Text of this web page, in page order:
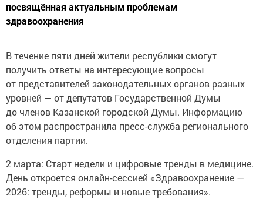
посвящённая актуальным проблемам
здравоохранения
В течение пяти дней жители республики смогут
получить ответы на интересующие вопросы
от представителей законодательных органов разных
уровней — от депутатов Государственной Думы
до членов Казанской городской Думы. Информацию
об этом распространила пресс-служба регионального
отделения партии.
2 марта: Старт недели и цифровые тренды в медицине.
День откроется онлайн-сессией «Здравоохранение —
2026: тренды, реформы и новые требования».